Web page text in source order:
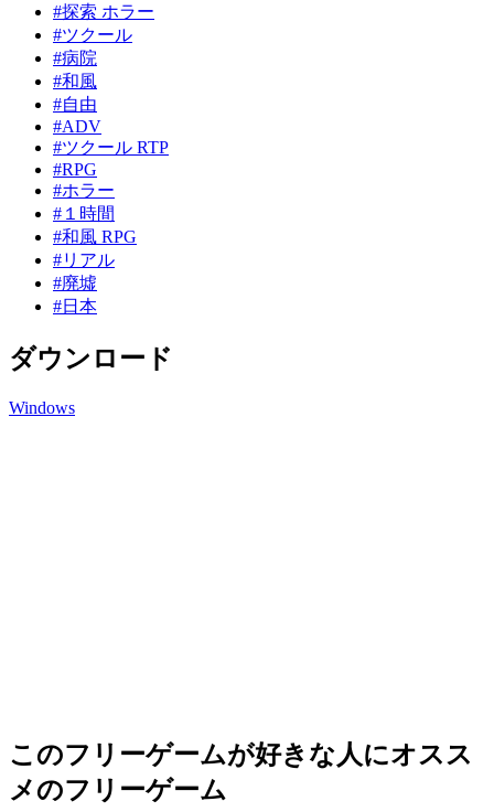
#探索 ホラー
#ツクール
#病院
#和風
#自由
#ADV
#ツクール RTP
#RPG
#ホラー
#１時間
#和風 RPG
#リアル
#廃墟
#日本
ダウンロード
Windows
このフリーゲームが好きな人にオスス
メのフリーゲーム